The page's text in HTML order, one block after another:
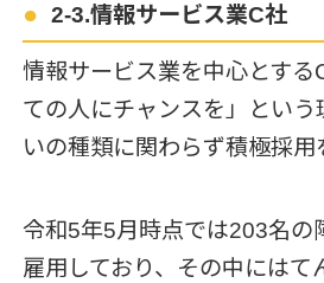
2-3.情報サービス業C社
情報サービス業を中心とする
ての人にチャンスを」という
いの種類に関わらず積極採用
令和5年5月時点では203名の
雇用しており、その中にはて